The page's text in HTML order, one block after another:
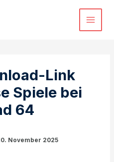
Link
Spiele bei
64
November 2025